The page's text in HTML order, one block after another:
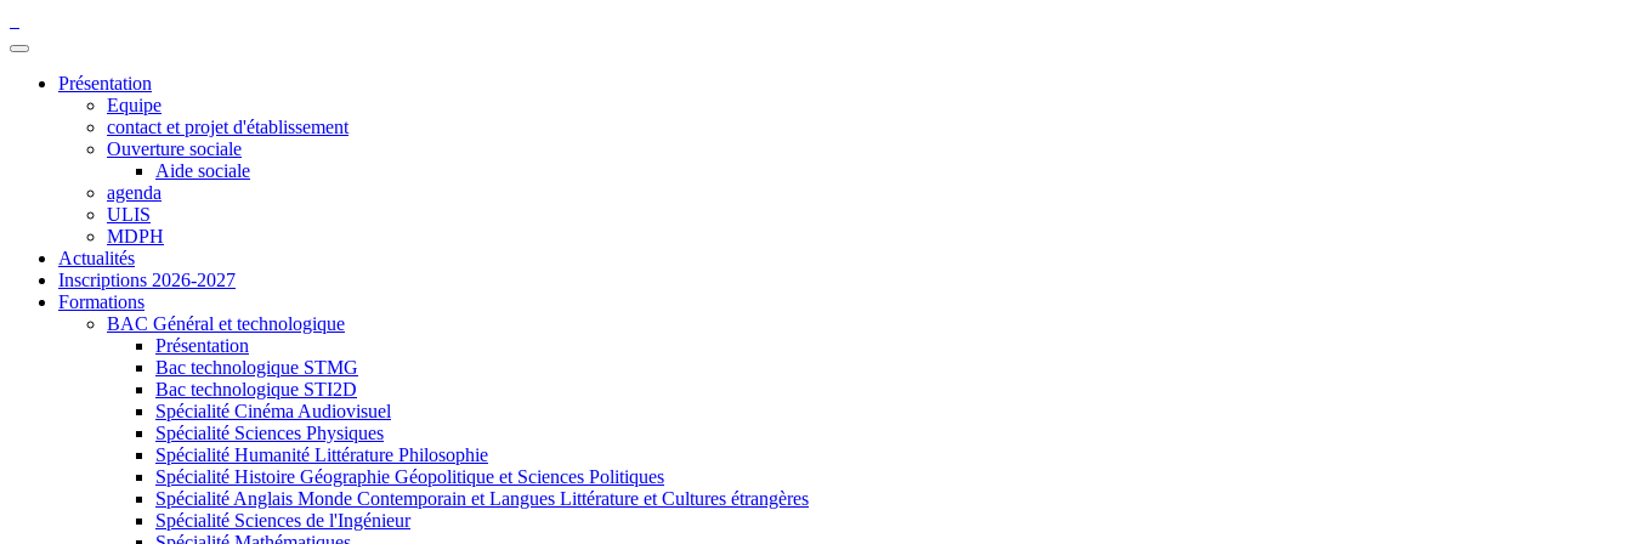
Présentation
Equipe
contact et projet d'établissement
Ouverture sociale
Aide sociale
agenda
ULIS
MDPH
Actualités
Inscriptions 2026-2027
Formations
BAC Général et technologique
Présentation
Bac technologique STMG
Bac technologique STI2D
Spécialité Cinéma Audiovisuel
Spécialité Sciences Physiques
Spécialité Humanité Littérature Philosophie
Spécialité Histoire Géographie Géopolitique et Sciences Politiques
Spécialité Anglais Monde Contemporain et Langues Littérature et Cultures étrangères
Spécialité Sciences de l'Ingénieur